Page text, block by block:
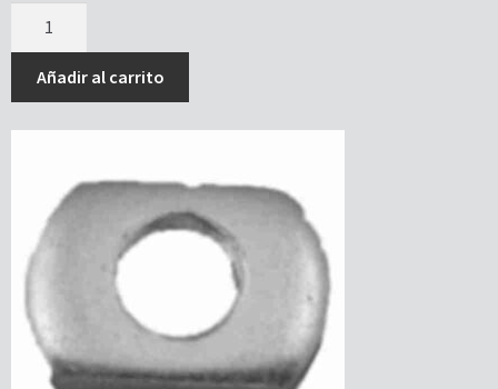
Añadir al carrito